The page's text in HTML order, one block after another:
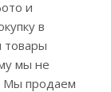
и
в
товары
мы не
Мы продаем